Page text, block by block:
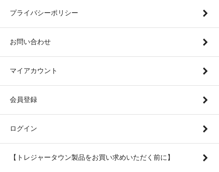
プライバシーポリシー
お問い合わせ
マイアカウント
会員登録
ログイン
【トレジャータウン製品をお買い求めいただく前に】